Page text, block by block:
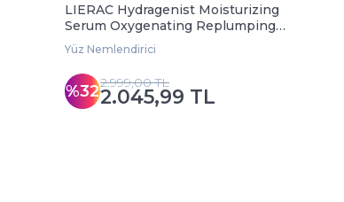
LIERAC Hydragenist Moisturizing
Serum Oxygenating Replumping
30 ml
Yüz Nemlendirici
%322.045,99 TL
2.999,00 TL